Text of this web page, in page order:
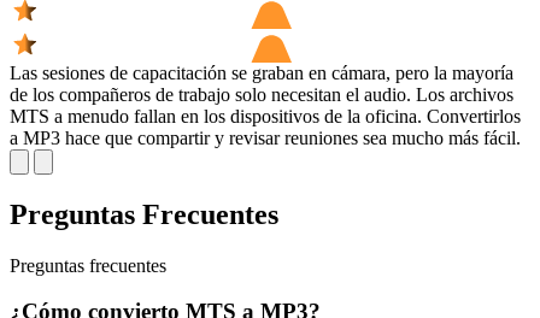
Las sesiones de capacitación se graban en cámara, pero la mayoría
de los compañeros de trabajo solo necesitan el audio. Los archivos
MTS a menudo fallan en los dispositivos de la oficina. Convertirlos
a MP3 hace que compartir y revisar reuniones sea mucho más fácil.
Preguntas Frecuentes
Preguntas frecuentes
¿Cómo convierto MTS a MP3?